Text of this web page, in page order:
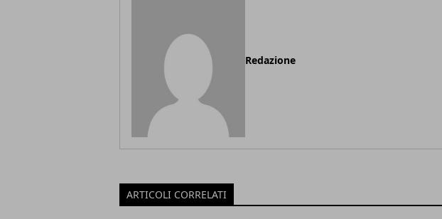
Redazione
ARTICOLI CORRELATI